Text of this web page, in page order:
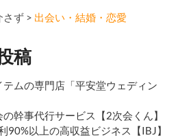
さず > 出会い・結婚・恋愛
稿
ムの専門店「平安堂ウェディン
幹事代行サービス【2次会くん】
90%以上の高収益ビジネス【IBJ】